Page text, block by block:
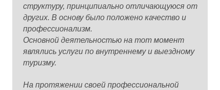
структуру, принципиально отличающуюся от
других. В основу было положено качество и
профессионализм.
Основной деятельностью на тот момент
являлись услуги по внутреннему и выездному
туризму.
На протяжении своей профессиональной